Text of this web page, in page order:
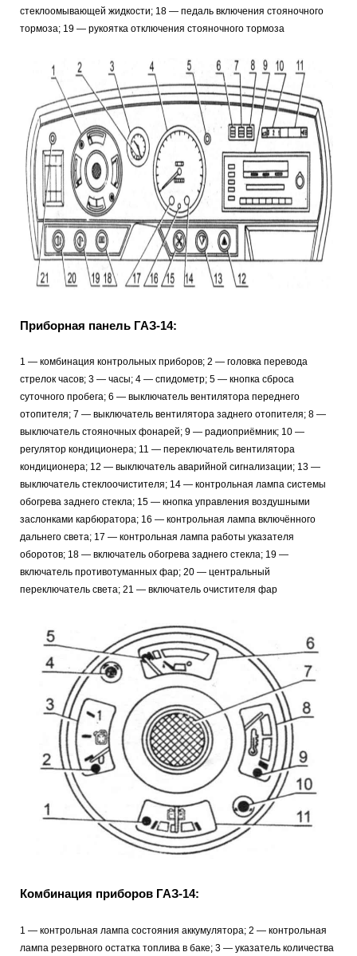
стеклоомывающей жидкости; 18 — педаль включения стояночного
тормоза; 19 — рукоятка отключения стояночного тормоза
Приборная панель ГАЗ-14:
1 — комбинация контрольных приборов; 2 — головка перевода
стрелок часов; 3 — часы; 4 — спидометр; 5 — кнопка сброса
суточного пробега; 6 — выключатель вентилятора переднего
отопителя; 7 — выключатель вентилятора заднего отопителя; 8 —
выключатель стояночных фонарей; 9 — радиоприёмник; 10 —
регулятор кондиционера; 11 — переключатель вентилятора
кондиционера; 12 — выключатель аварийной сигнализации; 13 —
выключатель стеклоочистителя; 14 — контрольная лампа системы
обогрева заднего стекла; 15 — кнопка управления воздушными
заслонками карбюратора; 16 — контрольная лампа включённого
дальнего света; 17 — контрольная лампа работы указателя
оборотов; 18 — включатель обогрева заднего стекла; 19 —
включатель противотуманных фар; 20 — центральный
переключатель света; 21 — включатель очистителя фар
Комбинация приборов ГАЗ-14:
1 — контрольная лампа состояния аккумулятора; 2 — контрольная
лампа резервного остатка топлива в баке; 3 — указатель количества